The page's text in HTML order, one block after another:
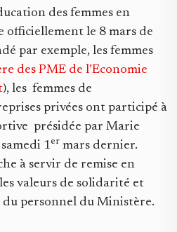
des femmes en
officiellement le 8 mars de
par exemple, les femmes
des PME de l’Economie
), les femmes de
privées ont participé à
présidée par Marie
1er mars dernier.
à servir de remise en
valeurs de solidarité et
du personnel du Ministère.